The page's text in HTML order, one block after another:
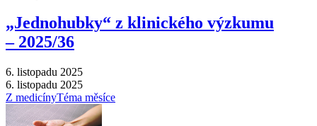
„Jednohubky“ z klinického výzkumu
–⁠ 2025/36
6. listopadu 2025
6. listopadu 2025
Z medicínyTéma měsíce